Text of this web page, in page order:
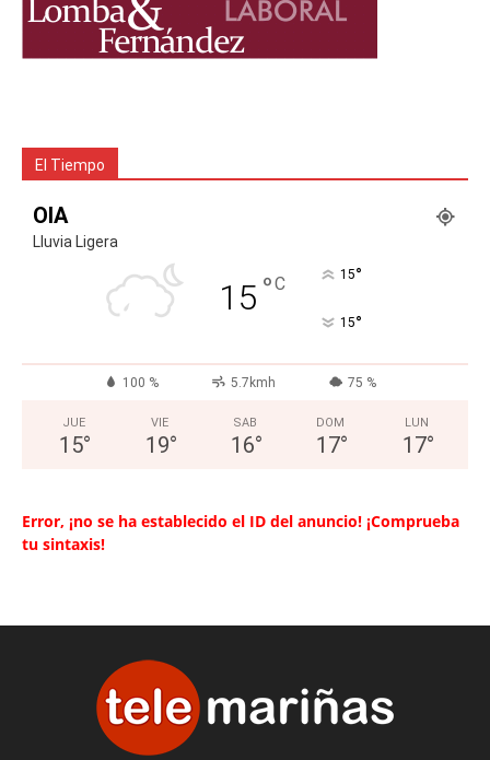
El Tiempo
OIA
Lluvia Ligera
15 °C 15°
15°
100 % 5.7kmh 75 %
JUE
15°
VIE
19°
SAB
16°
DOM
17°
LUN
17°
Error, ¡no se ha establecido el ID del anuncio! ¡Comprueba
tu sintaxis!